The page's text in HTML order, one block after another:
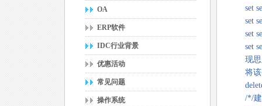
OA
ERP软件
IDC行业背景
优惠活动
常见问题
操作系统
set
set
set
set
现思
将该公
delete
/*/建